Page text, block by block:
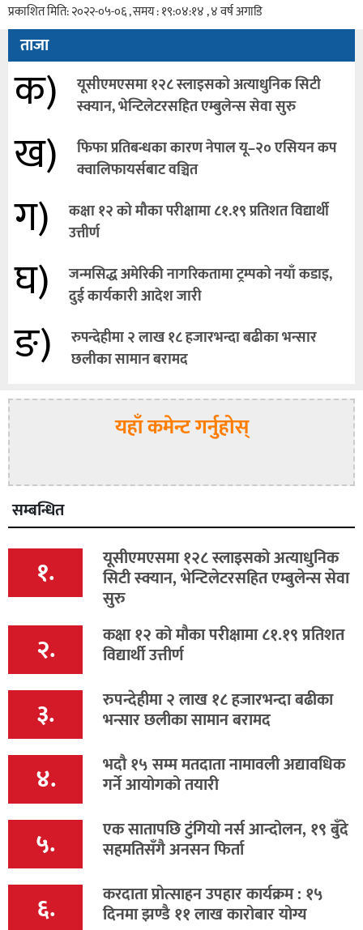
प्रकाशित मिति: २०२२-०५-०६ , समय : १९:०४:१४ , ४ वर्ष अगाडि
ताजा
क)
यूसीएमएसमा १२८ स्लाइसको अत्याधुनिक सिटी
स्क्यान, भेन्टिलेटरसहित एम्बुलेन्स सेवा सुरु
ख)
फिफा प्रतिबन्धका कारण नेपाल यू–२० एसियन कप
क्वालिफायर्सबाट वञ्चित
ग)
कक्षा १२ को मौका परीक्षामा ८१.१९ प्रतिशत विद्यार्थी
उत्तीर्ण
घ)
जन्मसिद्ध अमेरिकी नागरिकतामा ट्रम्पको नयाँ कडाइ,
दुई कार्यकारी आदेश जारी
ङ)
रुपन्देहीमा २ लाख १८ हजारभन्दा बढीका भन्सार
छलीका सामान बरामद
यहाँ कमेन्ट गर्नुहोस्
सम्बन्धित
१. यूसीएमएसमा १२८ स्लाइसको अत्याधुनिक
सिटी स्क्यान, भेन्टिलेटरसहित एम्बुलेन्स सेवा
सुरु
२. कक्षा १२ को मौका परीक्षामा ८१.१९ प्रतिशत
विद्यार्थी उत्तीर्ण
३. रुपन्देहीमा २ लाख १८ हजारभन्दा बढीका
भन्सार छलीका सामान बरामद
४. भदौ १५ सम्म मतदाता नामावली अद्यावधिक
गर्ने आयोगको तयारी
५. एक सातापछि टुंगियो नर्स आन्दोलन, १९ बुँदे
सहमतिसँगै अनसन फिर्ता
६. करदाता प्रोत्साहन उपहार कार्यक्रम : १५
दिनमा झण्डै ११ लाख कारोबार योग्य